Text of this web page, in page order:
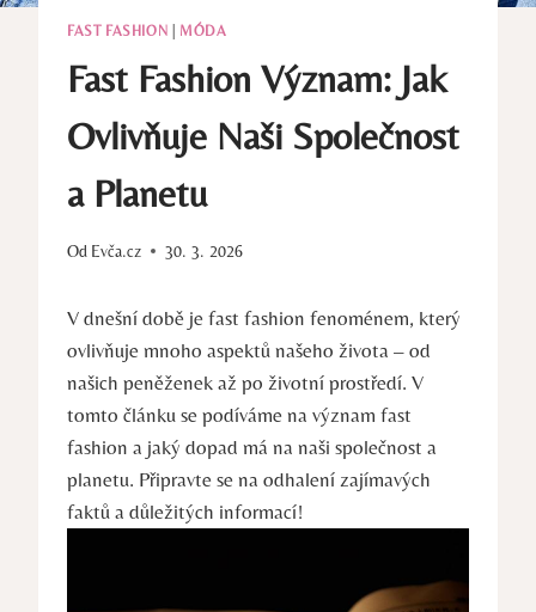
FAST FASHION MÓDA
Fast Fashion Význam: Jak
Ovlivňuje Naši Společnost
a Planetu
Od Evča.cz 30. 3. 2026
V dnešní době je fast fashion fenoménem, který
ovlivňuje mnoho aspektů našeho života – od
našich peněženek až po životní prostředí. V
tomto článku se podíváme na význam fast
fashion a jaký dopad má na naši společnost a
planetu. Připravte se na odhalení zajímavých
faktů a důležitých informací!